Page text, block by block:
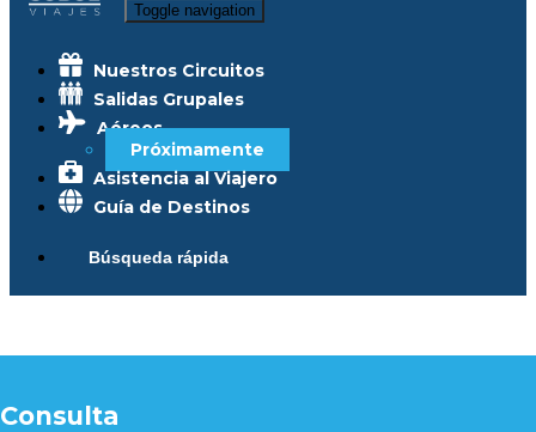
Toggle navigation
Nuestros Circuitos
Salidas Grupales
Aéreos
Próximamente
Asistencia al Viajero
Guía de Destinos
Búsqueda rápida
Consulta